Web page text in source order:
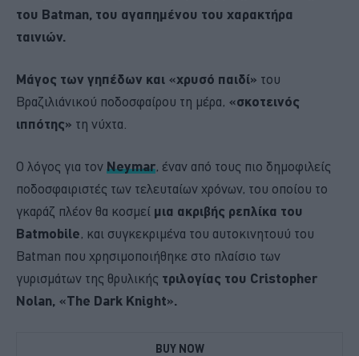
του Batman, του αγαπημένου του χαρακτήρα
ταινιών.
Μάγος των γηπέδων και «χρυσό παιδί» του
Βραζιλιάνικού ποδοσφαίρου τη μέρα, «σκοτεινός
ιππότης» τη νύχτα.
Ο λόγος για τον Neymar, έναν από τους πιο δημοφιλείς
ποδοσφαιριστές των τελευταίων χρόνων, του οποίου το
γκαράζ πλέον θα κοσμεί μια ακριβής ρεπλίκα του
Batmobile, και συγκεκριμένα του αυτοκινητουύ του
Batman που χρησιμοποιήθηκε στο πλαίσιο των
γυρισμάτων της θρυλικής τριλογίας του Cristopher
Nolan, «The Dark Knight».
BUY NOW